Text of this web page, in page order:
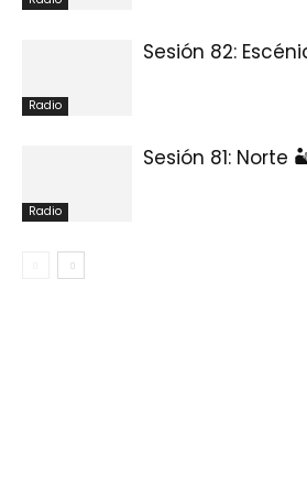
Radio
Sesión 82:
Radio
Sesión 81: Norte